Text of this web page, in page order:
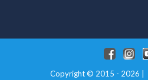
Copyright © 2015 - 2026 |